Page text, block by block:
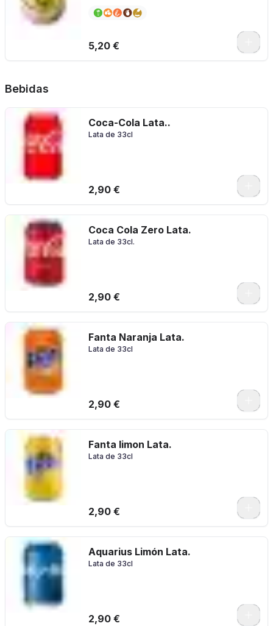
5,20 €
Bebidas
Coca-Cola Lata..
Lata de 33cl
2,90 €
Coca Cola Zero Lata.
Lata de 33cl.
2,90 €
Fanta Naranja Lata.
Lata de 33cl
2,90 €
Fanta limon Lata.
Lata de 33cl
2,90 €
Aquarius Limón Lata.
Lata de 33cl
2,90 €